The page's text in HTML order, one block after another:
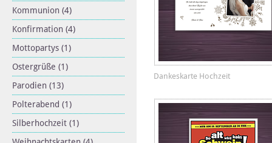
Kommunion (4)
Konfirmation (4)
Mottopartys (1)
Ostergrüße (1)
Parodien (13)
Polterabend (1)
Silberhochzeit (1)
Dankeskarte Hochzeit